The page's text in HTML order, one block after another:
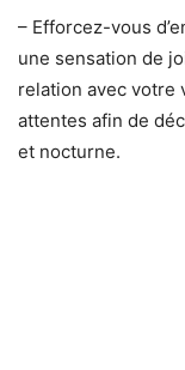
– Efforcez-vous
une sensation de
relation avec votre
attentes afin de
et nocturne.